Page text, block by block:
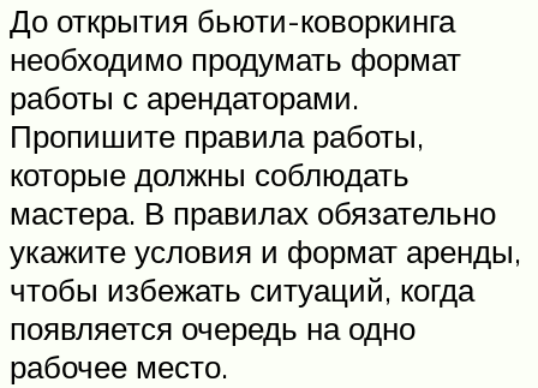
До открытия бьюти-коворкинга
необходимо продумать формат
работы с арендаторами.
Пропишите правила работы,
которые должны соблюдать
мастера. В правилах обязательно
укажите условия и формат аренды,
чтобы избежать ситуаций, когда
появляется очередь на одно
рабочее место.